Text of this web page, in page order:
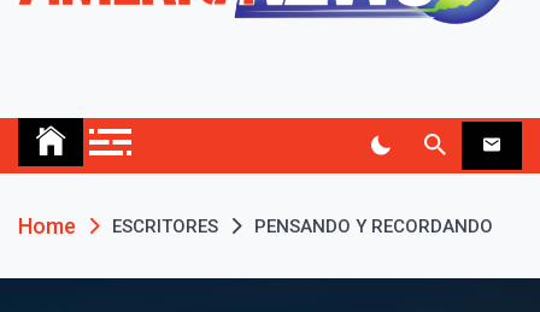
Home ESCRITORES PENSANDO Y RECORDANDO